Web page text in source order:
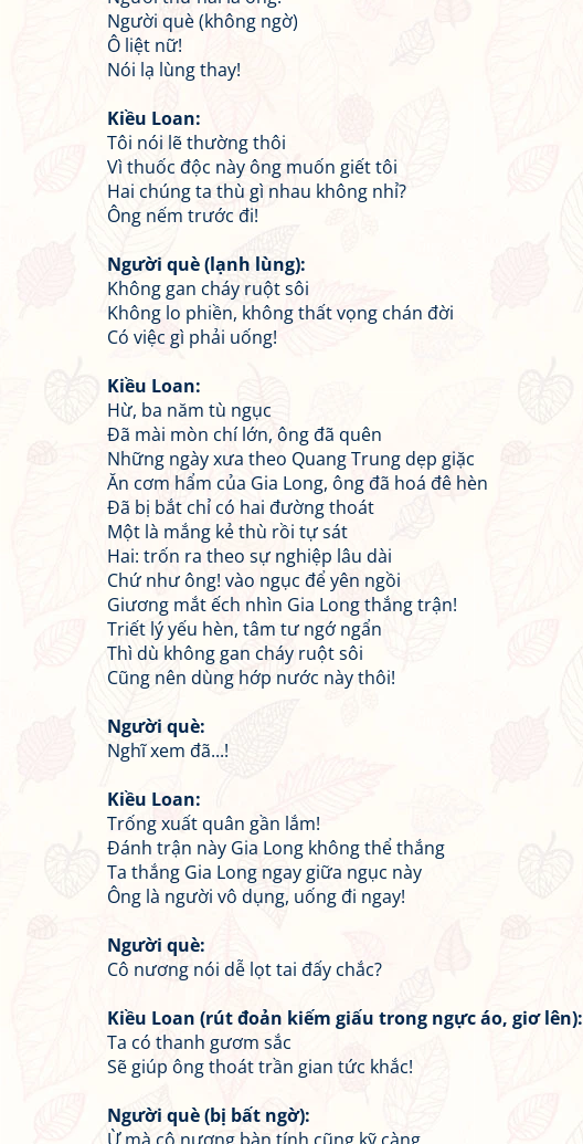
Người què (không ngờ)
Ô liệt nữ!
Nói lạ lùng thay!
Kiều Loan:
Tôi nói lẽ thường thôi
Vì thuốc độc này ông muốn giết tôi
Hai chúng ta thù gì nhau không nhỉ?
Ông nếm trước đi!
Người què (lạnh lùng):
Không gan cháy ruột sôi
Không lo phiền, không thất vọng chán đời
Có việc gì phải uống!
Kiều Loan:
Hừ, ba năm tù ngục
Đã mài mòn chí lớn, ông đã quên
Những ngày xưa theo Quang Trung dẹp giặc
Ăn cơm hẩm của Gia Long, ông đã hoá đê hèn
Đã bị bắt chỉ có hai đường thoát
Một là mắng kẻ thù rồi tự sát
Hai: trốn ra theo sự nghiệp lâu dài
Chứ như ông! vào ngục để yên ngồi
Giương mắt ếch nhìn Gia Long thắng trận!
Triết lý yếu hèn, tâm tư ngớ ngẩn
Thì dù không gan cháy ruột sôi
Cũng nên dùng hớp nước này thôi!
Người què:
Nghĩ xem đã...!
Kiều Loan:
Trống xuất quân gần lắm!
Đánh trận này Gia Long không thể thắng
Ta thắng Gia Long ngay giữa ngục này
Ông là người vô dụng, uống đi ngay!
Người què:
Cô nương nói dễ lọt tai đấy chắc?
Kiều Loan (rút đoản kiếm giấu trong ngực áo, giơ lên):
Ta có thanh gươm sắc
Sẽ giúp ông thoát trần gian tức khắc!
Người què (bị bất ngờ):